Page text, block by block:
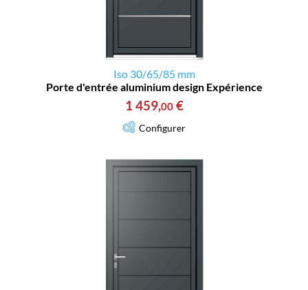
Iso 30/65/85 mm
Porte d'entrée aluminium design Expérience
1 459,00 €
Configurer